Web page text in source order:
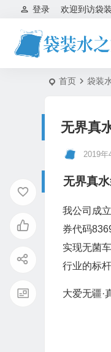
欢迎到访袋
登录
首页 袋装
无界真
2019年
无界真
我公司成
券代码
实现无菌
行业的标
大爱无疆·